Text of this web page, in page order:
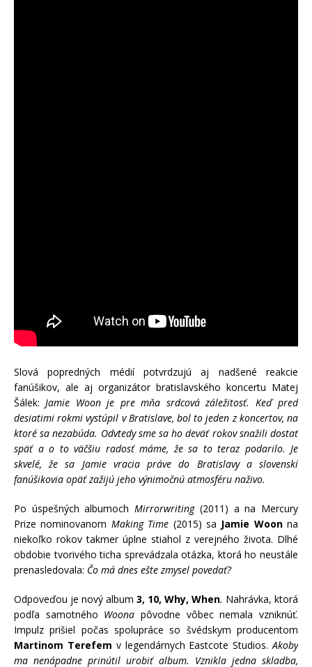
Slová popredných médií potvrdzujú aj nadšené reakcie
fanúšikov, ale aj organizátor bratislavského koncertu Matej
Šálek: Jamie Woon je pre mňa srdcová záležitosť. Keď pred
desiatimi rokmi vystúpil v Bratislave, bol to jeden z koncertov, na
ktoré sa nezabúda. Odvtedy sme sa ho deväť rokov snažili dostať
späť a o to väčšiu radosť máme, že sa to teraz podarilo. Je
skvelé, že sa Jamie vracia práve do Bratislavy a slovenskí
fanúšikovia opäť zažijú jeho výnimočnú atmosféru naživo.
Po úspešných albumochMirrorwriting(2011) a na Mercury
Prize nominovanom Making Time (2015) sa Jamie Woonna
niekoľko rokov takmer úplne stiahol z verejného života. Dlhé
obdobie tvorivého ticha sprevádzala otázka, ktorá ho neustále
prenasledovala: Čo má dnes ešte zmysel povedať?
Odpoveďou je nový album 3, 10, Why, When. Nahrávka, ktorá
podľa samotného Woona pôvodne vôbec nemala vzniknúť.
Impulz prišiel počas spolupráce so švédskym producentom
Martinom Terefem v legendárnych Eastcote Studios.Akoby
ma nenápadne prinútil urobiť album. Vznikla jedna skladba,